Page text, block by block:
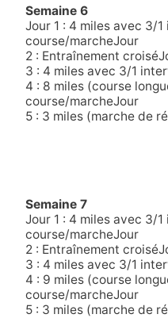
Semaine 6
Jour 1 : 4 miles avec 3/
course/marcheJour
2 : Entraînement
3 : 4 miles avec 3/1
4 : 8 miles (course
course/marcheJour
5 : 3 miles (marche de
Semaine 7
Jour 1 : 4 miles avec 3/
course/marcheJour
2 : Entraînement
3 : 4 miles avec 3/1
4 : 9 miles (course
course/marcheJour
5 : 3 miles (marche de